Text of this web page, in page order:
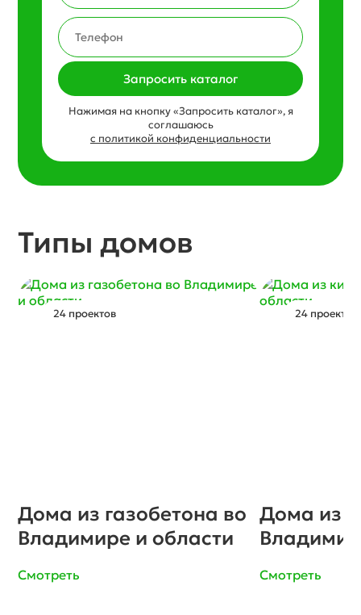
Запросить каталог
Нажимая на кнопку «Запросить каталог», я
соглашаюсь
с политикой конфиденциальности
Типы домов
24 проектов
Дома из газобетона во
Владимире и области
Смотреть
24 проектов
Дома из
Смотреть